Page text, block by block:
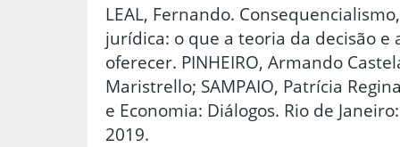
LEAL, Fernando.
jurídica: o que a teoria da decisão e
oferecer. PINHEIRO, Armando
Maristrello; SAMPAIO, Patrícia
e Economia: Diálogos. Rio de
2019.